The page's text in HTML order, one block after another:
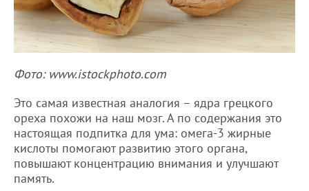
Фото: www.istockphoto.com
Это самая известная аналогия – ядра грецкого
ореха похожи на наш мозг. А по содержания это
настоящая подпитка для ума: омега-3 жирные
кислоты помогают развитию этого органа,
повышают концентрацию внимания и улучшают
память.